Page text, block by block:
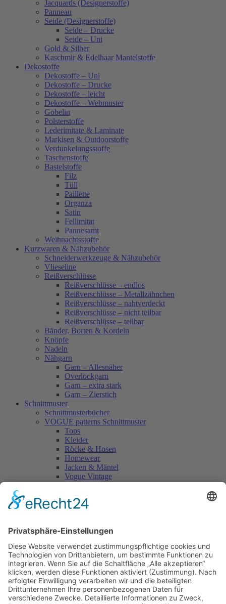
Jacquards (Designerstoffe)
Panneau
Seide (Designerstoffe)
Seide – Drucke
Seide – Uni
Gold & Silber
Kaschmir & Edelhaar Mantelstoffe
Dekostoffe
Dekostoffe – Uni
Dekostoffe – Drucke
Dekostoffe – leicht
Dekostoffe – Webmuster
Gobelin
Polsterstoffe
Lederimitate & Laminate
Markisen & Outdoorstoffe
Verdunkelungsstoffe
Taschenstoffe
Bastelstoffe
Filz
Tüll
Paillette
Organza
Satin
Fellimitat
Pannesamt
Weihnachtsstoffe
Kurzwaren & Nähzubehör
Schneiderwerkzeuge & Nähzubehör
Vlieseline
Reißverschlüsse
Reißverschlüsse – endlos
Reißverschlüsse – Metallzähnchen
Reißverschlüsse – nahtverdeckt
Reißverschlüsse – nicht teilbar
Reißverschlüsse – teilbar
Bänder, Borten & Kordeln
Knöpfe
Nadeln
Nähgarn
Garn – Allesnäher
Overlockgarn
Garn – extra stark
Garn – Zierstich
Schnittmuster
Schnittmusterbücher
VOGUE patterns Schnittmuster
Tops
Kleider
Röcke & Hosen
Homewear
Jacken & Mäntel
Vogue Vintage
Accessoires
Kleider
Homewear
Jacken & Mäntel
Curvy
Herren
Kids
Burda Fantasy